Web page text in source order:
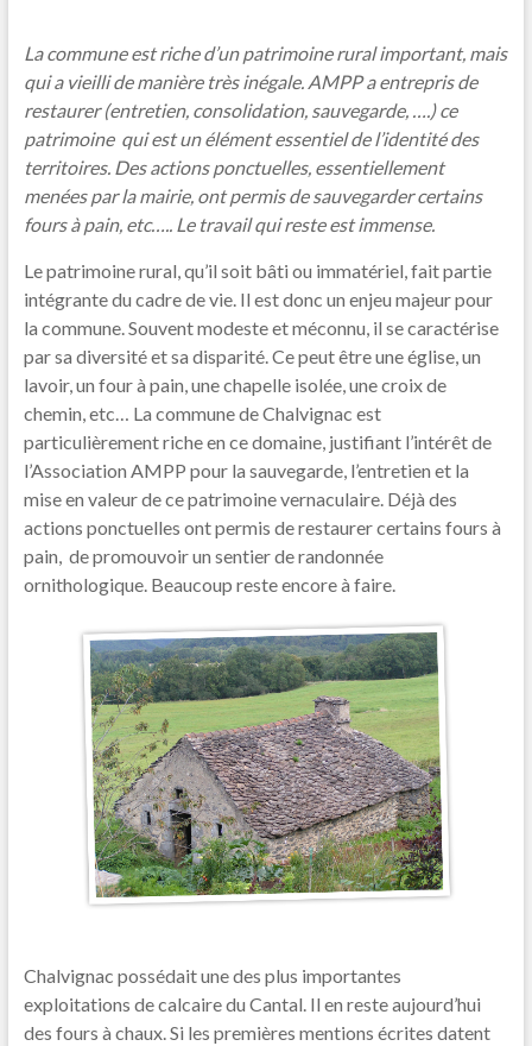
La commune est riche d’un patrimoine rural important, mais
qui a vieilli de manière très inégale. AMPP a entrepris de
restaurer (entretien, consolidation, sauvegarde, ….) ce
patrimoine qui est un élément essentiel de l’identité des
territoires. Des actions ponctuelles, essentiellement
menées par la mairie, ont permis de sauvegarder certains
fours à pain, etc….. Le travail qui reste est immense.
Le patrimoine rural, qu’il soit bâti ou immatériel, fait partie
intégrante du cadre de vie. Il est donc un enjeu majeur pour
la commune. Souvent modeste et méconnu, il se caractérise
par sa diversité et sa disparité. Ce peut être une église, un
lavoir, un four à pain, une chapelle isolée, une croix de
chemin, etc… La commune de Chalvignac est
particulièrement riche en ce domaine, justifiant l’intérêt de
l’Association AMPP pour la sauvegarde, l’entretien et la
mise en valeur de ce patrimoine vernaculaire. Déjà des
actions ponctuelles ont permis de restaurer certains fours à
pain, de promouvoir un sentier de randonnée
ornithologique. Beaucoup reste encore à faire.
Chalvignac possédait une des plus importantes
exploitations de calcaire du Cantal. Il en reste aujourd’hui
des fours à chaux. Si les premières mentions écrites datent